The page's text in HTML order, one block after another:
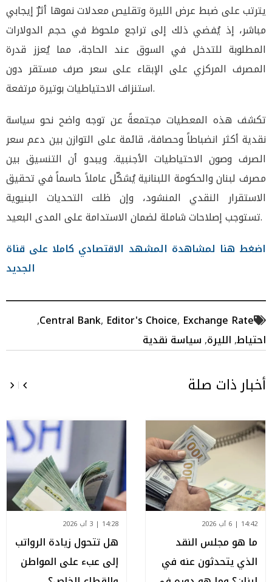
يترتب على ضبط عرض الليرة وتقليص معدلات نموها أثرٌ إيجابي
مباشر، إذ يُفضي ذلك إلى تراجع ملحوظ في حجم الدولارات
المطلوبة للتدخل في السوق عند الحاجة، مما يُعزز قدرة
المصرف المركزي على الإبقاء على سعر صرف مستقر دون
استنزاف الاحتياطيات بوتيرة مرتفعة.
تكشف هذه المعطيات مجتمعةً عن توجه واضح نحو سياسة
نقدية أكثر انضباطاً وحصافة، قائمة على التوازن بين دعم سعر
الصرف وصون الاحتياطيات الأجنبية. ويبدو أن التنسيق بين
مصرف لبنان والحكومة اللبنانية يُشكّل عاملاً حاسماً في تحقيق
الاستقرار النقدي المنشود، وإن ظلت التحديات البنيوية
تستوجب إصلاحات شاملة لضمان الاستدامة على المدى البعيد.
اضغط هنا لمشاهدة المشهد الاقتصادي كاملا على قناة
الجديد
Central Bank, Editor's Choice, Exchange Rate
,
احتياط,الليرة,سياسة نقدية
أخبار ذات صلة
14:42 | 6 آب 2026
ما هو مجلس النقد
الذي يتحدثون عنه في
14:28 | 3 آب 2026
هل تتحول زيادة الرواتب
إلى عبء على المواطن